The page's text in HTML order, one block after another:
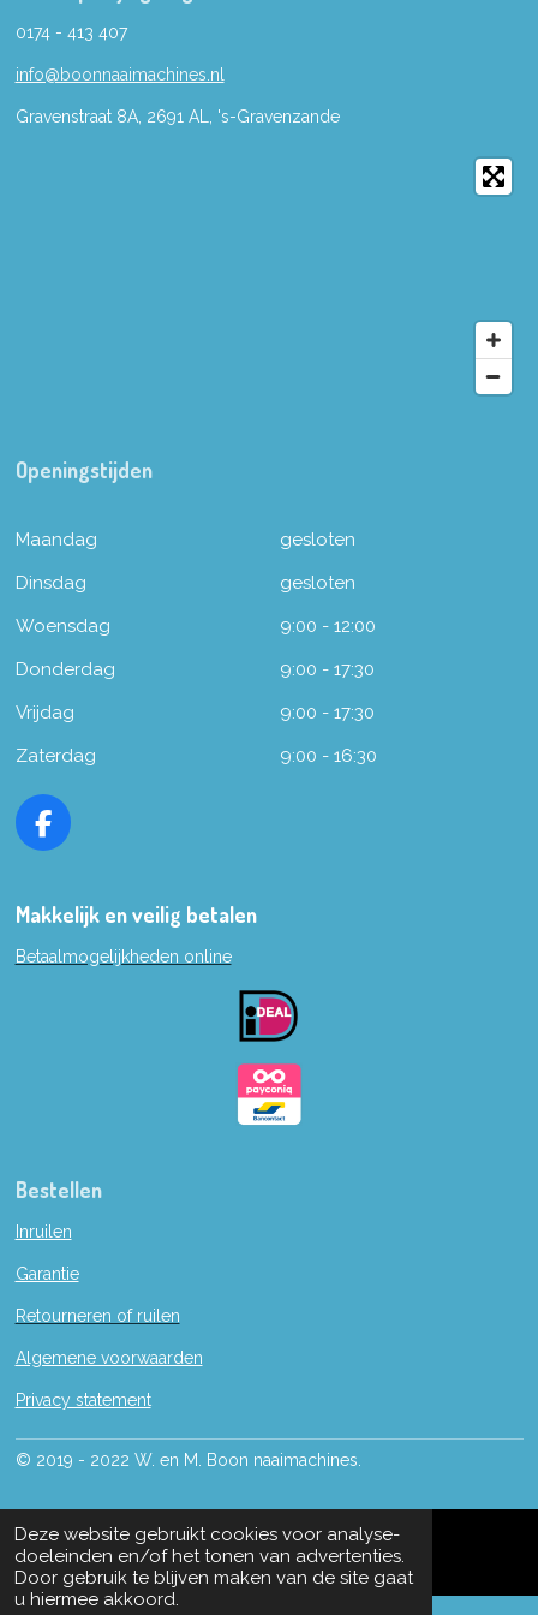
Deze website gebruikt cookies voor analyse-
doeleinden en/of het tonen van advertenties.
Door gebruik te blijven maken van de site gaat
u hiermee akkoord.
0174 - 413 407
info@boonnaaimachines.nl
Gravenstraat 8A, 2691 AL, 's-Gravenzande
Openingstijden
Maandag
gesloten
Dinsdag
gesloten
Woensdag
9:00 - 12:00
Donderdag
9:00 - 17:30
Vrijdag
9:00 - 17:30
Zaterdag
9:00 - 16:30
F
e
o
Makkelijk en veilig betalen
Betaalmogelijkheden online
Bestellen
Inruilen
Garantie
Retourneren of ruilen
Algemene voorwaarden
Privacy statement
© 2019 - 2022 W. en M. Boon naaimachines.